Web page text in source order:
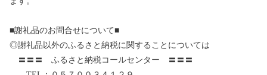
■謝礼品のお問合せについて■
◎謝礼品以外のふるさと納税に関することについては
〓〓〓 ふるさと納税コールセンター 〓〓〓